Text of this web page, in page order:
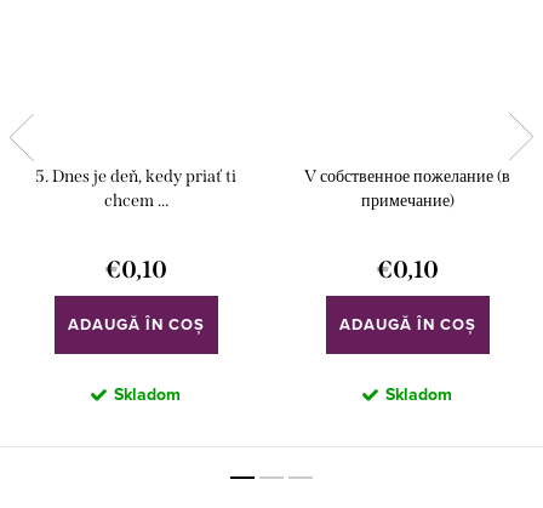
5. Dnes je deň, kedy priať ti
chcem ...
€0,10
ADAUGĂ ÎN COŞ
Skladom
V собственное пожелание (в
примечание)
€0,10
ADAUGĂ ÎN COŞ
Skladom